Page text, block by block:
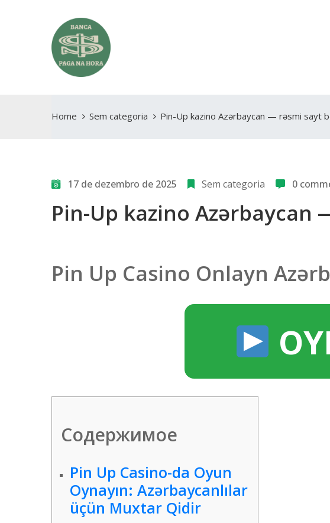
Home Sem categoria Pin-Up kazino Azərbaycan — rəsmi sayt
17 de dezembro de 2025 Sem categoria 0
Pin-Up kazino Azərbaycan
Pin Up Casino Onlayn
Содержимое
Pin Up Casino-da Oyun
Oynayın: Azərbaycanlılar
üçün Muxtar Qidir